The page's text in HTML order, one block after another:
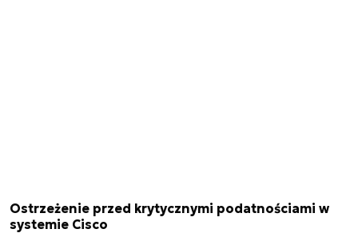
Ostrzeżenie przed krytycznymi podatnościami w
systemie Cisco